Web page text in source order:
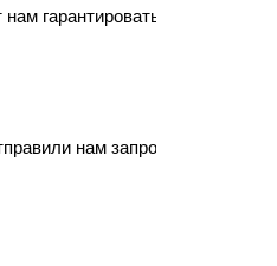
гарантировать
нам запрос, а